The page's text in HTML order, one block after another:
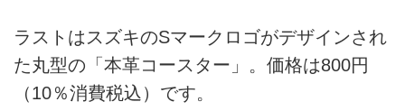
ラストはスズキのSマークロゴがデザインされ
た丸型の「本革コースター」。価格は800円
（10％消費税込）です。